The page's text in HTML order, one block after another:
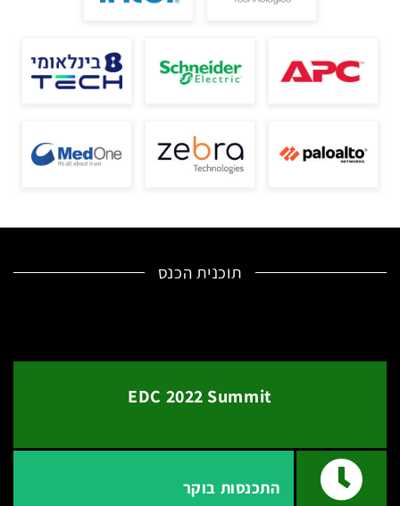
תוכנית הכנס
EDC 2022 Summit
התכנסות בוקר